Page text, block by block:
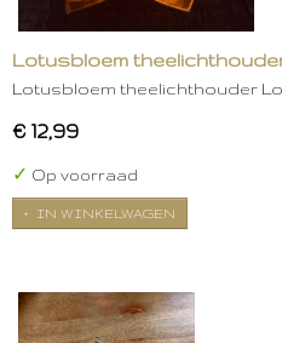
Lotusbloem
Lotusbloem theelichthouder
€ 12,99
✓ Op voorraad
IN WINKELWAGEN